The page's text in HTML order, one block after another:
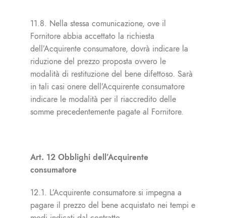
11.8. Nella stessa comunicazione, ove il
Fornitore abbia accettato la richiesta
dell’Acquirente consumatore, dovrà indicare la
riduzione del prezzo proposta ovvero le
modalità di restituzione del bene difettoso. Sarà
in tali casi onere dell’Acquirente consumatore
indicare le modalità per il riaccredito delle
somme precedentemente pagate al Fornitore.
Art. 12 Obblighi dell’Acquirente
consumatore
12.1. L’Acquirente consumatore si impegna a
pagare il prezzo del bene acquistato nei tempi e